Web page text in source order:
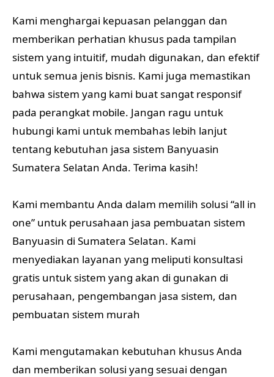
Kami menghargai kepuasan pelanggan dan
memberikan perhatian khusus pada tampilan
sistem yang intuitif, mudah digunakan, dan efektif
untuk semua jenis bisnis. Kami juga memastikan
bahwa sistem yang kami buat sangat responsif
pada perangkat mobile. Jangan ragu untuk
hubungi kami untuk membahas lebih lanjut
tentang kebutuhan jasa sistem Banyuasin
Sumatera Selatan Anda. Terima kasih!
Kami membantu Anda dalam memilih solusi “all in
one” untuk perusahaan jasa pembuatan sistem
Banyuasin di Sumatera Selatan. Kami
menyediakan layanan yang meliputi konsultasi
gratis untuk sistem yang akan di gunakan di
perusahaan, pengembangan jasa sistem, dan
pembuatan sistem murah
Kami mengutamakan kebutuhan khusus Anda
dan memberikan solusi yang sesuai dengan